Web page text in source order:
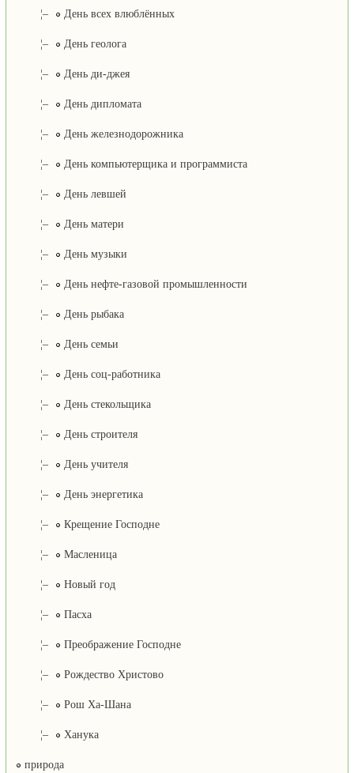
¦– День всех влюблённых
¦– День геолога
¦– День ди-джея
¦– День дипломата
¦– День железнодорожника
¦– День компьютерщика и программиста
¦– День левшей
¦– День матери
¦– День музыки
¦– День нефте-газовой промышленности
¦– День рыбака
¦– День семьи
¦– День соц-работника
¦– День стекольщика
¦– День строителя
¦– День учителя
¦– День энергетика
¦– Крещение Господне
¦– Масленица
¦– Новый год
¦– Пасха
¦– Преображение Господне
¦– Рождество Христово
¦– Рош Ха-Шана
¦– Ханука
природа